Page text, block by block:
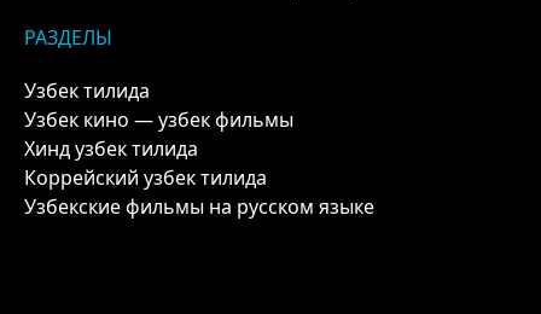
РАЗДЕЛЫ
Узбек тилида
Узбек кино — узбек фильмы
Хинд узбек тилида
Коррейский узбек тилида
Узбекские фильмы на русском языке